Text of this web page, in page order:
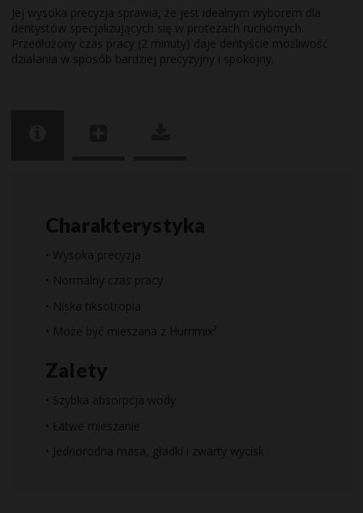
Jej wysoka precyzja sprawia, że jest idealnym wyborem dla
dentystów specjalizujących się w protezach ruchomych.
Przedłużony czas pracy (2 minuty) daje dentyście możliwość
działania w sposób bardziej precyzyjny i spokojny.
Charakterystyka
• Wysoka precyzja
• Normalny czas pracy
• Niska tiksotropia
• Może być mieszana z Hurrimix²
Zalety
• Szybka absorpcja wody
• Łatwe mieszanie
• Jednorodna masa, gładki i zwarty wycisk